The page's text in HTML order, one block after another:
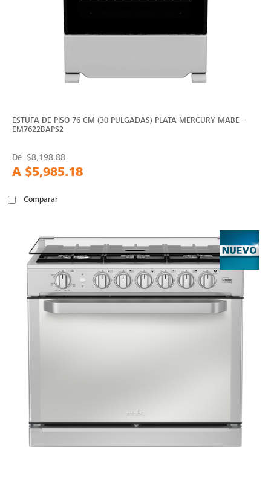
ESTUFA DE PISO 76 CM (30 PULGADAS) PLATA MERCURY MABE -
EM7622BAPS2
De$8,198.88
A $5,985.18
Comparar